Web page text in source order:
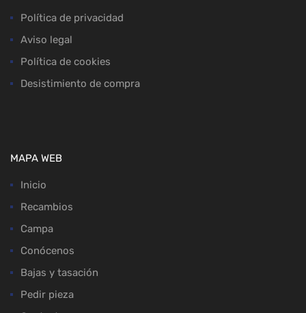
Política de privacidad
Aviso legal
Política de cookies
Desistimiento de compra
MAPA WEB
Inicio
Recambios
Campa
Conócenos
Bajas y tasación
Pedir pieza